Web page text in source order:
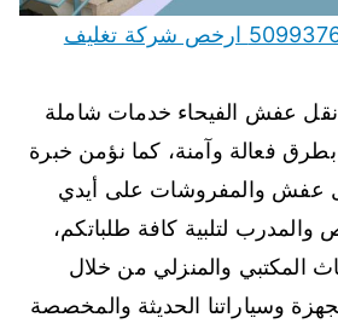
نقل عفش الفيحاء 50993766 ارخص شركة تغليف
عفش الفيحاء خدمات شاملة
فعالة وآمنة، كما نؤمن خبرة
عفش والمفروشات على أيدي
والمدرب لتلبية كافة طلباتكم،
المكتبي والمنزلي من خلال
وسياراتنا الحديثة والمخصصة